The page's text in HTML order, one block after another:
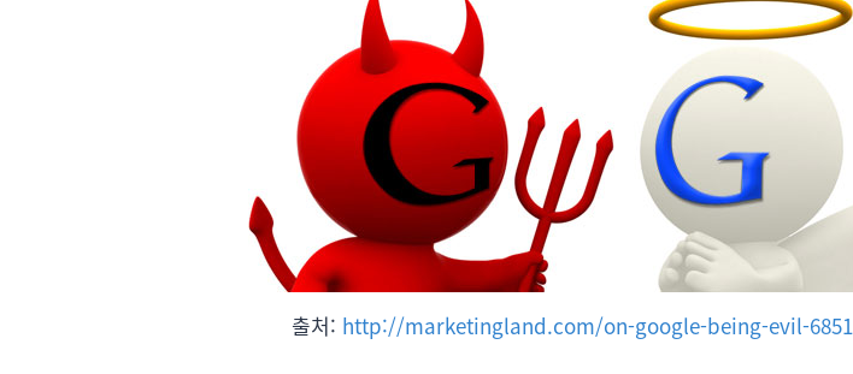
출처: http://marketingland.com/on-google-being-evil-6851